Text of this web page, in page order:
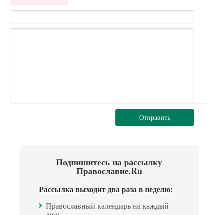
Отправить
Подпишитесь на рассылку
Православие.Ru
Рассылка выходит два раза в неделю:
Православный календарь на каждый